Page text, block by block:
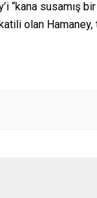
“kana susamış
olan